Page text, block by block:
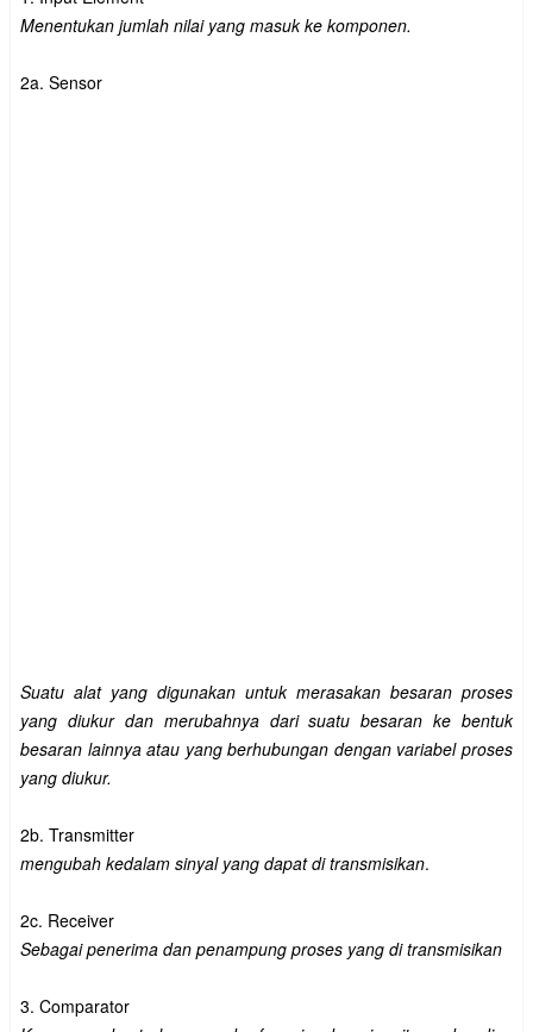
Menentukan jumlah nilai yang masuk ke komponen.
2a. Sensor
Suatu alat yang digunakan untuk merasakan besaran proses
yang diukur dan merubahnya dari suatu besaran ke bentuk
besaran lainnya atau yang berhubungan dengan variabel proses
yang diukur.
2b. Transmitter
mengubah kedalam sinyal yang dapat di transmisikan.
2c. Receiver
Sebagai penerima dan penampung proses yang di transmisikan
3. Comparator